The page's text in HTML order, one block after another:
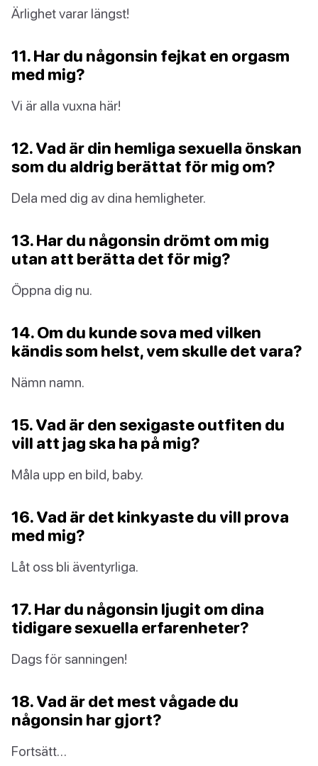
Ärlighet varar längst!
11. Har du någonsin fejkat en orgasm
med mig?
Vi är alla vuxna här!
12. Vad är din hemliga sexuella önskan
som du aldrig berättat för mig om?
Dela med dig av dina hemligheter.
13. Har du någonsin drömt om mig
utan att berätta det för mig?
Öppna dig nu.
14. Om du kunde sova med vilken
kändis som helst, vem skulle det vara?
Nämn namn.
15. Vad är den sexigaste outfiten du
vill att jag ska ha på mig?
Måla upp en bild, baby.
16. Vad är det kinkyaste du vill prova
med mig?
Låt oss bli äventyrliga.
17. Har du någonsin ljugit om dina
tidigare sexuella erfarenheter?
Dags för sanningen!
18. Vad är det mest vågade du
någonsin har gjort?
Fortsätt…